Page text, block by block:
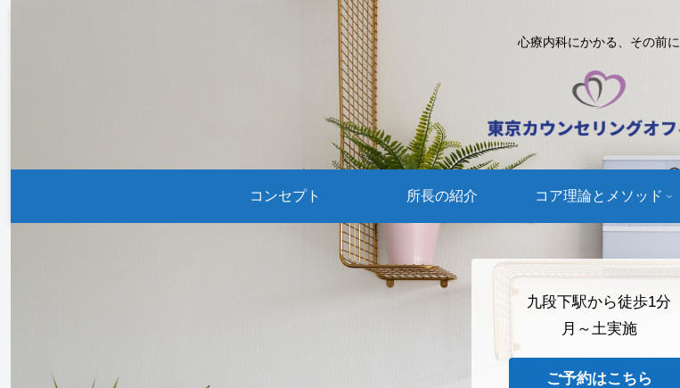
心療内科にかかる、その前に
コンセプト 所長の紹介 コア理論とメソッド
九段下駅から徒歩1分
月～土実施
ご予約はこちら